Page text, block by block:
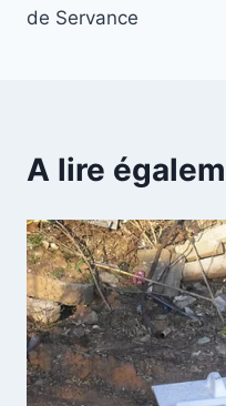
de Servance
A lire